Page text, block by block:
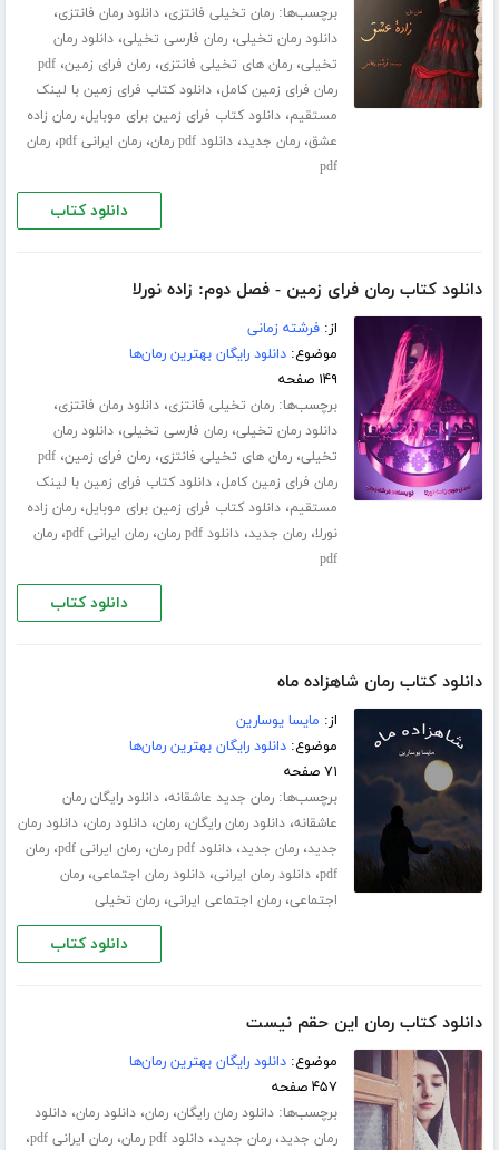
برچسب‌ها:رمان تخیلی فانتزی،دانلود رمان فانتزی،
دانلود رمان تخیلی،رمان فارسی تخیلی،دانلود رمان
تخیلی،رمان های تخیلی فانتزی،رمان فرای زمین،pdf
رمان فرای زمین کامل،دانلود کتاب فرای زمین با لینک
مستقیم،دانلود کتاب فرای زمین برای موبایل،رمان زاده
عشق،رمان جدید،دانلود pdf رمان ،رمان ایرانی pdf ،رمان
pdf
دانلود کتاب
دانلود کتاب رمان فرای زمین - فصل دوم: زاده نورلا
از:فرشته زمانی
موضوع:دانلود رایگان بهترین رمان‌ها
۱۴۹ صفحه
برچسب‌ها:رمان تخیلی فانتزی،دانلود رمان فانتزی،
دانلود رمان تخیلی،رمان فارسی تخیلی،دانلود رمان
تخیلی،رمان های تخیلی فانتزی،رمان فرای زمین،pdf
رمان فرای زمین کامل،دانلود کتاب فرای زمین با لینک
مستقیم،دانلود کتاب فرای زمین برای موبایل،رمان زاده
نورلا،رمان جدید،دانلود pdf رمان ،رمان ایرانی pdf ،رمان
pdf
دانلود کتاب
دانلود کتاب رمان شاهزاده ماه
از: مایسا یوسارین
موضوع:دانلود رایگان بهترین رمان‌ها
۷۱ صفحه
برچسب‌ها:رمان جدید عاشقانه،دانلود رایگان رمان
عاشقانه،دانلود رمان رایگان،رمان،دانلود رمان،دانلود رمان
جدید،رمان جدید،دانلود pdf رمان ،رمان ایرانی pdf ،رمان
pdf،دانلود رمان ایرانی،دانلود رمان اجتماعی،رمان
اجتماعی،رمان اجتماعی ایرانی،رمان تخیلی
دانلود کتاب
دانلود کتاب رمان این حقم نیست
موضوع:دانلود رایگان بهترین رمان‌ها
۴۵۷ صفحه
برچسب‌ها:دانلود رمان رایگان،رمان،دانلود رمان،دانلود
رمان جدید،رمان جدید،دانلود pdf رمان ،رمان ایرانی pdf ،